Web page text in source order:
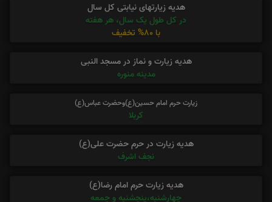
هدیه زیارتهای نیابتی کل سال
در کل طول یک سال، هر هفته
با 80% تخفیف
هدیه زیارت و نماز در مسجد النبی
مدینه منوره
زیارت حرم امام حسین(ع)وحضرت عباس(ع)
کربلا
هدیه زیارت در حرم حضرت علی(ع)
نجف اشرف
هدیه زیارت حرم امام رضا(ع)
چهارشنبه،پنجشنبه و جمعه